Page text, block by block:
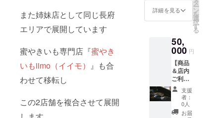
また姉妹店として同じ長府
エリアで展開しています
蜜やきいも専門店『蜜やき
いもiimo（イイモ） 』も合
わせて移転し
この2店舗を複合させて展開
ん。お
初回来
店時に
お渡し
いたし
ます。
スタッ
フにク
ラウド
ファン
ディン
30,000
円分
（1000
０枚）
・全て
のお買
い物に
ご利用
いただ
けま
す。複
数枚の
利用が
詳細を見る
タ
ー
ン
を
選
択
す
る
50,
000 円
【商品
＆店内
ご利用
チケッ
ト】 店
内でも
商品お
支援
者：
0人
お届